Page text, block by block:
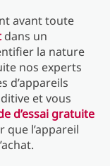
avant toute
dans un
la nature
nos experts
d’appareils
et vous
d’essai gratuite
que l’appareil